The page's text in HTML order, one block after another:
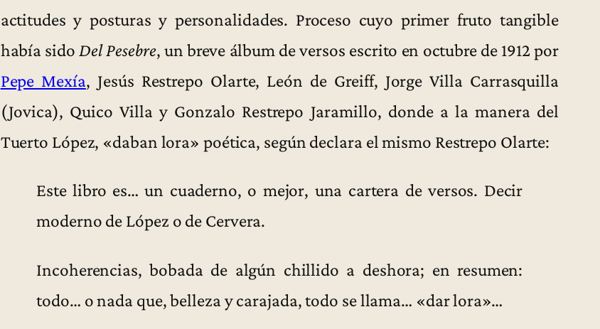
actitudes y posturas y personalidades. Proceso cuyo primer fruto tangible
había sido Del Pesebre, un breve álbum de versos escrito en octubre de 1912 por
Pepe Mexía, Jesús Restrepo Olarte, León de Greiff, Jorge Villa Carrasquilla
(Jovica), Quico Villa y Gonzalo Restrepo Jaramillo, donde a la manera del
Tuerto López, «daban lora» poética, según declara el mismo Restrepo Olarte:
Este libro es… un cuaderno, o mejor, una cartera de versos. Decir
moderno de López o de Cervera.
Incoherencias, bobada de algún chillido a deshora; en resumen:
todo… o nada que, belleza y carajada, todo se llama… «dar lora»…